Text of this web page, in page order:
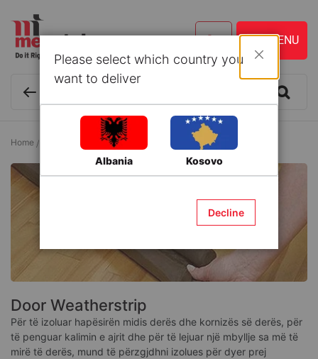
Home Weatherstripping Door Weatherstrip
Door Weatherstrip
Për të izoluar hapësirën midis derës dhe kornizës së derës, për
të penguar kalimin e ajrit dhe për të lejuar një mbyllje sa më të
mirë të derës, mund të përzgjdhni izolues për dyer prej
Please select which country you
want to deliver
Albania Kosovo
Decline